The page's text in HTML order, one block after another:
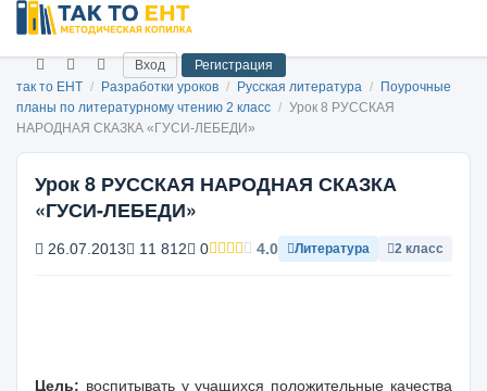
Вход
Регистрация
так то ЕНТ / Разработки уроков / Русская литература /
Поурочные
планы по литературному чтению 2 класс / Урок 8 РУССКАЯ
НАРОДНАЯ СКАЗКА «ГУСИ-ЛЕБЕДИ»
Урок 8 РУССКАЯ НАРОДНАЯ СКАЗКА
«ГУСИ-ЛЕБЕДИ»
26.07.2013 11 812 0 4.0 Литература 2 класс
Цель: воспитывать у учащихся положительные качества